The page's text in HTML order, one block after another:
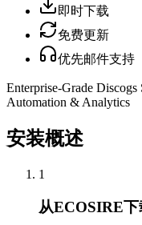
即时下载
免费更新
优先邮件支持
Enterprise-Grade
Automation & Analytics
安装概述
1
从ECOSIRE下